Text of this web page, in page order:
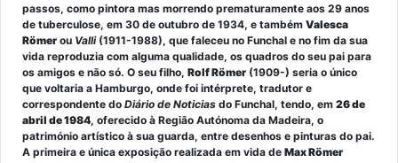
passos, como pintora mas morrendo prematuramente aos 29 anos
de tuberculose, em 30 de outubro de 1934, e também Valesca
Römer ou Valli(1911-1988), que faleceu no Funchal e no fim da sua
vida reproduzia com alguma qualidade, os quadros do seu pai para
os amigos e não só. O seu filho, Rolf Römer (1909-) seria o único
que voltaria a Hamburgo, onde foi intérprete, tradutor e
correspondente do Diário de Noticias do Funchal, tendo, em 26 de
abril de 1984, oferecido à Região Autónoma da Madeira, o
património artístico à sua guarda, entre desenhos e pinturas do pai.
A primeira e única exposição realizada em vida de Max Römer